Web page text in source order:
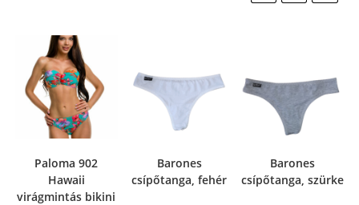
Paloma 902
Hawaii
virágmintás bikini
Barones
csípőtanga, fehér
Barones
csípőtanga, szürke